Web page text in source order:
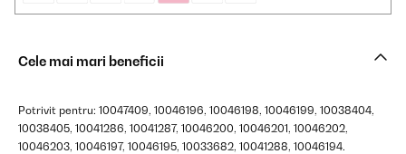
Cele mai mari beneficii
Potrivit pentru: 10047409, 10046196, 10046198, 10046199, 10038404,
10038405, 10041286, 10041287, 10046200, 10046201, 10046202,
10046203, 10046197, 10046195, 10033682, 10041288, 10046194.